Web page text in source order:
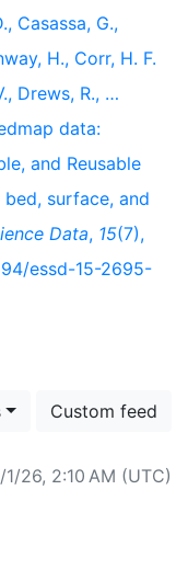
Casassa, G.,
H., Corr, H. F.
Drews, R., …
data:
and Reusable
surface, and
Data, 15(7),
essd-15-2695-
Custom feed
26, 2:10 AM (UTC)